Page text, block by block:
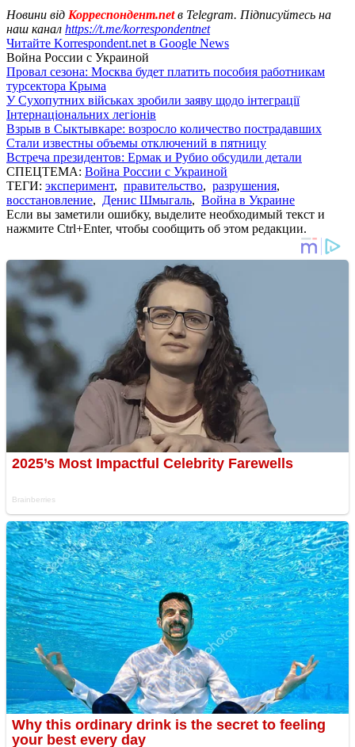
Новини від Корреспондент.netв Telegram. Підписуйтесь на
наш канал https://t.me/korrespondentnet
Читайте Korrespondent.net в Google News
Война России с Украиной
Провал сезона: Москва будет платить пособия работникам
турсектора Крыма
У Сухопутних військах зробили заяву щодо інтеграції
Інтернаціональних легіонів
Взрыв в Сыктывкаре: возросло количество пострадавших
Стали известны объемы отключений в пятницу
Встреча президентов: Ермак и Рубио обсудили детали
СПЕЦТЕМА: Война России с Украиной
ТЕГИ: эксперимент, правительство, разрушения,
восстановление, Денис Шмыгаль, Война в Украине
Если вы заметили ошибку, выделите необходимый текст и
нажмите Ctrl+Enter, чтобы сообщить об этом редакции.